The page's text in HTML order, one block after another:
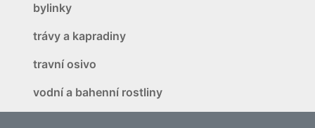
bylinky
trávy a kapradiny
travní osivo
vodní a bahenní rostliny